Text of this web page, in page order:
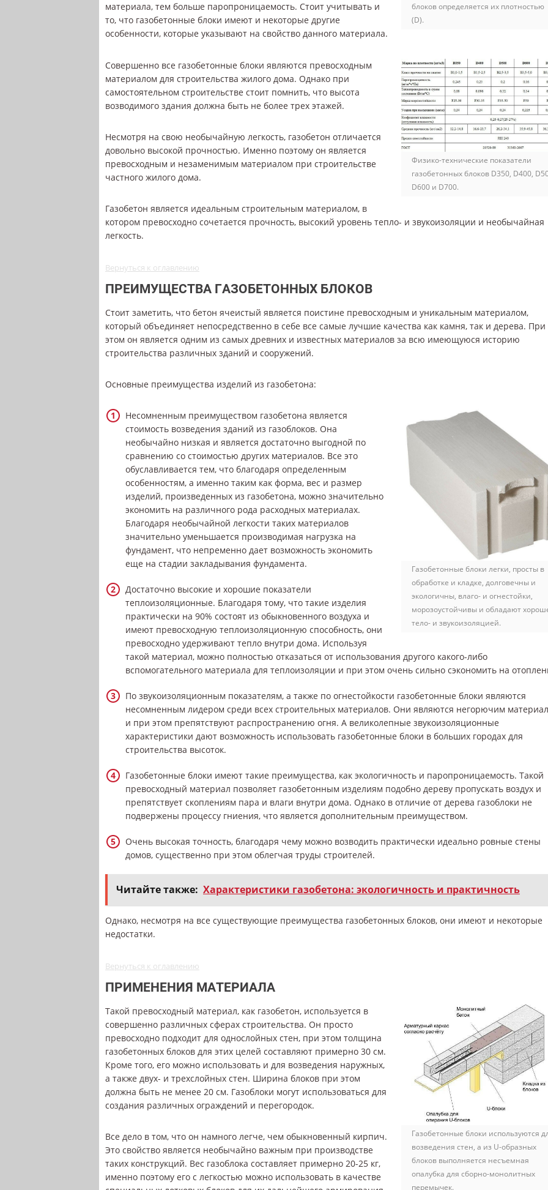
блоков определяется их плотностью
(D).
материала, тем больше паропроницаемость. Стоит учитывать и
то, что газобетонные блоки имеют и некоторые другие
особенности, которые указывают на свойство данного материала.
Физико-технические показатели
газобетонных блоков D350, D400,
D600 и D700.
Совершенно все газобетонные блоки являются превосходным
материалом для строительства жилого дома. Однако при
самостоятельном строительстве стоит помнить, что высота
возводимого здания должна быть не более трех этажей.
Несмотря на свою необычайную легкость, газобетон отличается
довольно высокой прочностью. Именно поэтому он является
превосходным и незаменимым материалом при строительстве
частного жилого дома.
Газобетон является идеальным строительным материалом, в
котором превосходно сочетается прочность, высокий уровень тепло- и звукоизоляции и необычайная
легкость.
Вернуться к оглавлению
ПРЕИМУЩЕСТВА ГАЗОБЕТОННЫХ БЛОКОВ
Стоит заметить, что бетон ячеистый является поистине превосходным и уникальным материалом,
который объединяет непосредственно в себе все самые лучшие качества как камня, так и дерева. При
этом он является одним из самых древних и известных материалов за всю имеющуюся историю
строительства различных зданий и сооружений.
Основные преимущества изделий из газобетона:
Газобетонные блоки легки, просты в
обработке и кладке, долговечны и
экологичны, влаго- и огнестойки,
морозоустойчивы и обладают
тело- и звукоизоляцией.
Несомненным преимуществом газобетона является
стоимость возведения зданий из газоблоков. Она
необычайно низкая и является достаточно выгодной по
сравнению со стоимостью других материалов. Все это
обуславливается тем, что благодаря определенным
особенностям, а именно таким как форма, вес и размер
изделий, произведенных из газобетона, можно значительно
экономить на различного рода расходных материалах.
Благодаря необычайной легкости таких материалов
значительно уменьшается производимая нагрузка на
фундамент, что непременно дает возможность экономить
еще на стадии закладывания фундамента.
Достаточно высокие и хорошие показатели
теплоизоляционные. Благодаря тому, что такие изделия
практически на 90% состоят из обыкновенного воздуха и
имеют превосходную теплоизоляционную способность, они
превосходно удерживают тепло внутри дома. Используя
такой материал, можно полностью отказаться от использования другого какого-либо
вспомогательного материала для теплоизоляции и при этом очень сильно сэкономить на
По звукоизоляционным показателям, а также по огнестойкости газобетонные блоки являются
несомненным лидером среди всех строительных материалов. Они являются негорючим
и при этом препятствуют распространению огня. А великолепные звукоизоляционные
характеристики дают возможность использовать газобетонные блоки в больших городах для
строительства высоток.
Газобетонные блоки имеют такие преимущества, как экологичность и паропроницаемость. Такой
превосходный материал позволяет газобетонным изделиям подобно дереву пропускать воздух и
препятствует скоплениям пара и влаги внутри дома. Однако в отличие от дерева газоблоки не
подвержены процессу гниения, что является дополнительным преимуществом.
Очень высокая точность, благодаря чему можно возводить практически идеально ровные стены
домов, существенно при этом облегчая труды строителей.
Читайте также: Характеристики газобетона: экологичность и практичность
Однако, несмотря на все существующие преимущества газобетонных блоков, они имеют и некоторые
недостатки.
Вернуться к оглавлению
ПРИМЕНЕНИЯ МАТЕРИАЛА
Газобетонные блоки используются
возведения стен, а из U-образных
блоков выполняется несъемная
опалубка для сборно-монолитных
перемычек.
Такой превосходный материал, как газобетон, используется в
совершенно различных сферах строительства. Он просто
превосходно подходит для однослойных стен, при этом толщина
газобетонных блоков для этих целей составляют примерно 30 см.
Кроме того, его можно использовать и для возведения наружных,
а также двух- и трехслойных стен. Ширина блоков при этом
должна быть не менее 20 см. Газоблоки могут использоваться для
создания различных ограждений и перегородок.
Все дело в том, что он намного легче, чем обыкновенный кирпич.
Это свойство является необычайно важным при производстве
таких конструкций. Вес газоблока составляет примерно 20-25 кг,
именно поэтому его с легкостью можно использовать в качестве